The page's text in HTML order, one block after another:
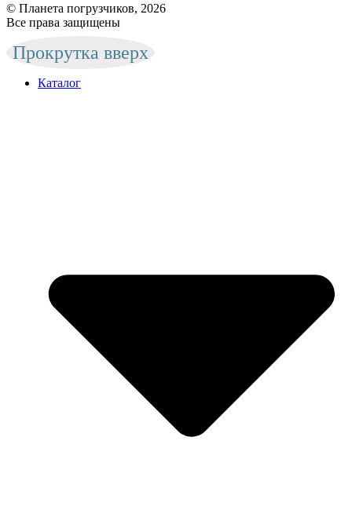
© Планета погрузчиков, 2026
Все права защищены
Прокрутка вверх
Каталог